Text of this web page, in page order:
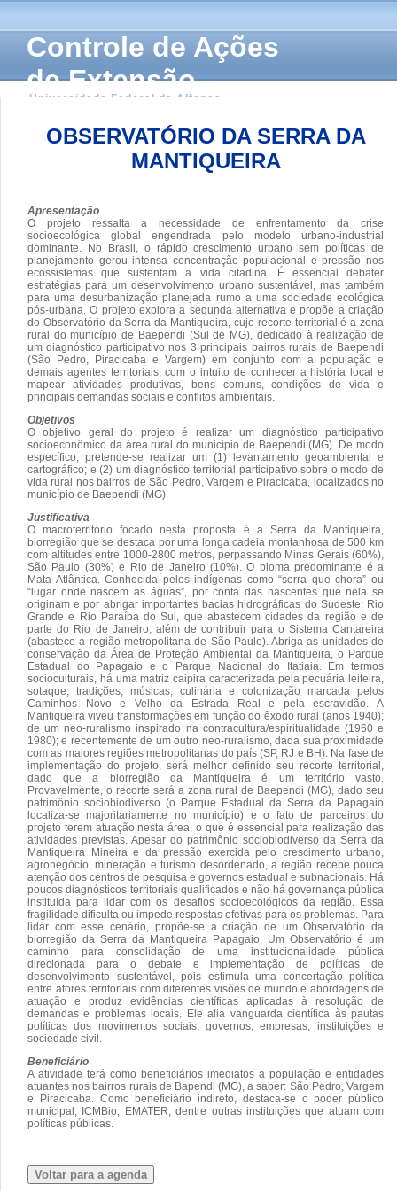
Controle de Ações
de Extensão
Universidade Federal de Alfenas
OBSERVATÓRIO DA SERRA DA
MANTIQUEIRA
Apresentação
O projeto ressalta a necessidade de enfrentamento da crise
socioecológica global engendrada pelo modelo urbano-industrial
dominante. No Brasil, o rápido crescimento urbano sem políticas de
planejamento gerou intensa concentração populacional e pressão nos
ecossistemas que sustentam a vida citadina. É essencial debater
estratégias para um desenvolvimento urbano sustentável, mas também
para uma desurbanização planejada rumo a uma sociedade ecológica
pós-urbana. O projeto explora a segunda alternativa e propõe a criação
do Observatório da Serra da Mantiqueira, cujo recorte territorial é a zona
rural do município de Baependi (Sul de MG), dedicado à realização de
um diagnóstico participativo nos 3 principais bairros rurais de Baependi
(São Pedro, Piracicaba e Vargem) em conjunto com a população e
demais agentes territoriais, com o intuito de conhecer a história local e
mapear atividades produtivas, bens comuns, condições de vida e
principais demandas sociais e conflitos ambientais.
Objetivos
O objetivo geral do projeto é realizar um diagnóstico participativo
socioeconômico da área rural do município de Baependi (MG). De modo
específico, pretende-se realizar um (1) levantamento geoambiental e
cartográfico; e (2) um diagnóstico territorial participativo sobre o modo de
vida rural nos bairros de São Pedro, Vargem e Piracicaba, localizados no
município de Baependi (MG).
Justificativa
O macroterritório focado nesta proposta é a Serra da Mantiqueira,
biorregião que se destaca por uma longa cadeia montanhosa de 500 km
com altitudes entre 1000-2800 metros, perpassando Minas Gerais (60%),
São Paulo (30%) e Rio de Janeiro (10%). O bioma predominante é a
Mata Atlântica. Conhecida pelos indígenas como “serra que chora” ou
“lugar onde nascem as águas”, por conta das nascentes que nela se
originam e por abrigar importantes bacias hidrográficas do Sudeste: Rio
Grande e Rio Paraíba do Sul, que abastecem cidades da região e de
parte do Rio de Janeiro, além de contribuir para o Sistema Cantareira
(abastece a região metropolitana de São Paulo). Abriga as unidades de
conservação da Área de Proteção Ambiental da Mantiqueira, o Parque
Estadual do Papagaio e o Parque Nacional do Itatiaia. Em termos
socioculturais, há uma matriz caipira caracterizada pela pecuária leiteira,
sotaque, tradições, músicas, culinária e colonização marcada pelos
Caminhos Novo e Velho da Estrada Real e pela escravidão. A
Mantiqueira viveu transformações em função do êxodo rural (anos 1940);
de um neo-ruralismo inspirado na contracultura/espiritualidade (1960 e
1980); e recentemente de um outro neo-ruralismo, dada sua proximidade
com as maiores regiões metropolitanas do país (SP, RJ e BH). Na fase de
implementação do projeto, será melhor definido seu recorte territorial,
dado que a biorregião da Mantiqueira é um território vasto.
Provavelmente, o recorte será a zona rural de Baependi (MG), dado seu
patrimônio sociobiodiverso (o Parque Estadual da Serra da Papagaio
localiza-se majoritariamente no município) e o fato de parceiros do
projeto terem atuação nesta área, o que é essencial para realização das
atividades previstas. Apesar do patrimônio sociobiodiverso da Serra da
Mantiqueira Mineira e da pressão exercida pelo crescimento urbano,
agronegócio, mineração e turismo desordenado, a região recebe pouca
atenção dos centros de pesquisa e governos estadual e subnacionais. Há
poucos diagnósticos territoriais qualificados e não há governança pública
instituída para lidar com os desafios socioecológicos da região. Essa
fragilidade dificulta ou impede respostas efetivas para os problemas. Para
lidar com esse cenário, propõe-se a criação de um Observatório da
biorregião da Serra da Mantiqueira Papagaio. Um Observatório é um
caminho para consolidação de uma institucionalidade pública
direcionada para o debate e implementação de políticas de
desenvolvimento sustentável, pois estimula uma concertação política
entre atores territoriais com diferentes visões de mundo e abordagens de
atuação e produz evidências científicas aplicadas à resolução de
demandas e problemas locais. Ele alia vanguarda científica às pautas
políticas dos movimentos sociais, governos, empresas, instituições e
sociedade civil.
Beneficiário
A atividade terá como beneficiários imediatos a população e entidades
atuantes nos bairros rurais de Bapendi (MG), a saber: São Pedro, Vargem
e Piracicaba. Como beneficiário indireto, destaca-se o poder público
municipal, ICMBio, EMATER, dentre outras instituições que atuam com
políticas públicas.
Voltar para a agenda